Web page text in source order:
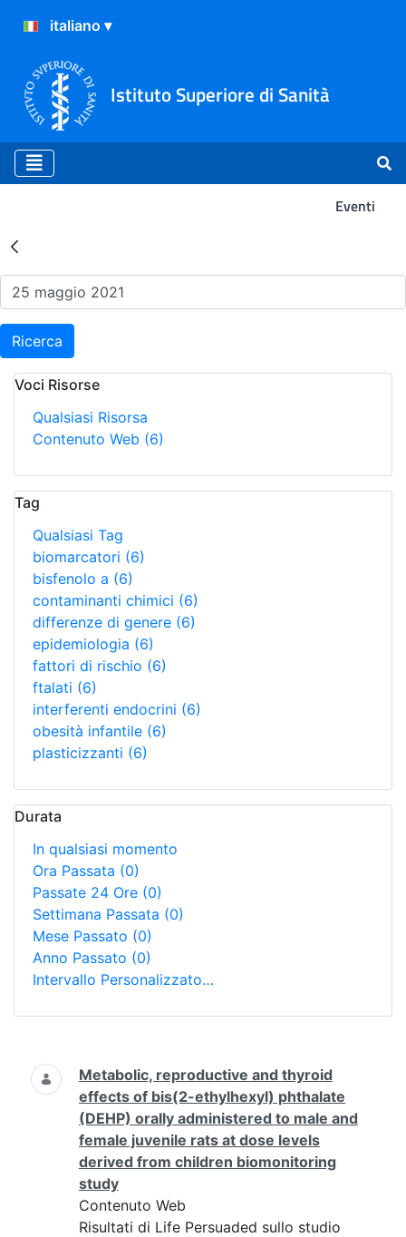
Istituto Superiore di Sanità
Eventi
Risultati della Ricerca -
Ricerca
Voci Risorse
Qualsiasi Risorsa
Contenuto Web (6)
Tag
Qualsiasi Tag
biomarcatori (6)
bisfenolo a (6)
contaminanti chimici (6)
differenze di genere (6)
epidemiologia (6)
fattori di rischio (6)
ftalati (6)
interferenti endocrini (6)
obesità infantile (6)
plasticizzanti (6)
Durata
In qualsiasi momento
Ora Passata (0)
Passate 24 Ore (0)
Settimana Passata (0)
Mese Passato (0)
Anno Passato (0)
Intervallo Personalizzato…
Ricerca
Metabolic, reproductive and thyroid
effects of bis(2-ethylhexyl) phthalate
(DEHP) orally administered to male and
female juvenile rats at dose levels
derived from children biomonitoring
study
Contenuto Web
Risultati di Life Persuaded sullo studio